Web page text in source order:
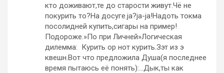
кто доживают,те до старости живут.Чё не
покурить то?На досуге.ja?ja-ja!Надоть токма
посолидней купить,сигары на пример!
Подороже.»По при Личней»Логическая
дилемма: Курить ор нот курить.Зэт из э
квешн.Вот что предложила Душа(я последнее
время пытаюсь её понять):…Дык,ты как